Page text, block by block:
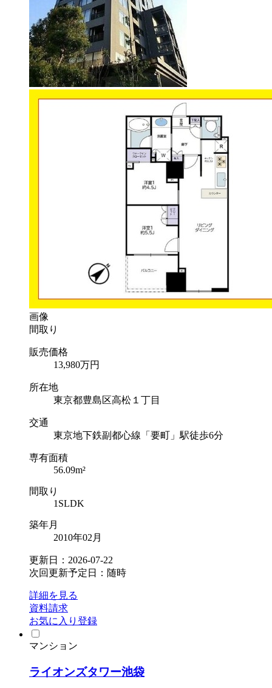
画像
間取り
販売価格
13,980万円
所在地
東京都豊島区高松１丁目
交通
東京地下鉄副都心線「要町」駅徒歩6分
専有面積
56.09m²
間取り
1SLDK
築年月
2010年02月
更新日：2026-07-22
次回更新予定日：随時
詳細を見る
資料請求
お気に入り登録
マンション
ライオンズタワー池袋